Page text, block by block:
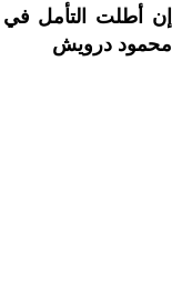
إن أطلت التأمل
محمود درويش